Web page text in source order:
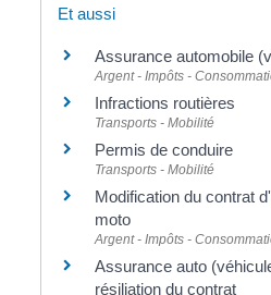
Et aussi
Assurance automobile
Argent - Impôts -
Infractions routières
Transports - Mobilité
Permis de conduire
Transports - Mobilité
Modification du contrat
moto
Argent - Impôts -
Assurance auto
résiliation du contrat